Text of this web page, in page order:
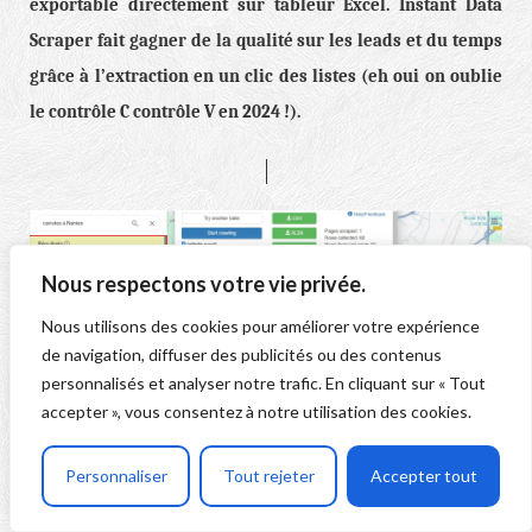
Nous respectons votre vie privée.
Nous utilisons des cookies pour améliorer votre expérience
de navigation, diffuser des publicités ou des contenus
personnalisés et analyser notre trafic. En cliquant sur « Tout
accepter », vous consentez à notre utilisation des cookies.
Personnaliser Tout rejeter Accepter tout
exportable directement sur tableur Excel. Instant Data
Scraper fait gagner de la qualité sur les leads et du temps
grâce à l’extraction en un clic des listes (eh oui on oublie
le contrôle C contrôle V en 2024 !).